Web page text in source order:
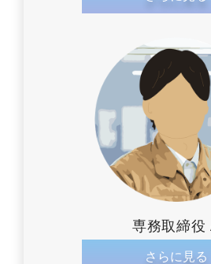
専務取締役
さらに見る